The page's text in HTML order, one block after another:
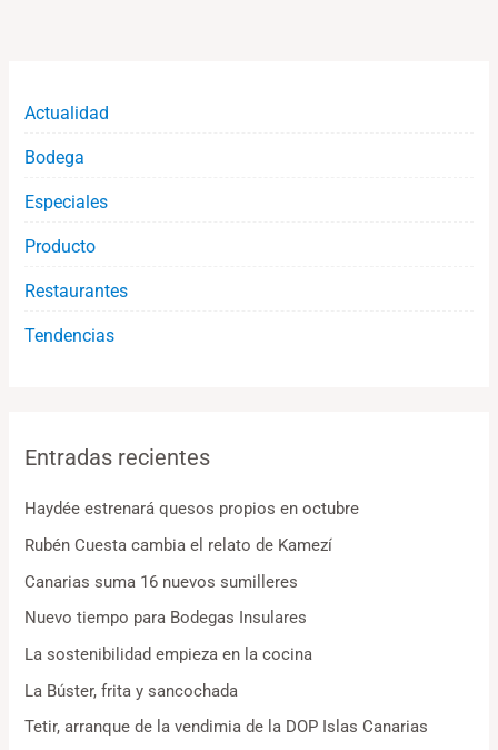
Actualidad
Bodega
Especiales
Producto
Restaurantes
Tendencias
Entradas recientes
Haydée estrenará quesos propios en octubre
Rubén Cuesta cambia el relato de Kamezí
Canarias suma 16 nuevos sumilleres
Nuevo tiempo para Bodegas Insulares
La sostenibilidad empieza en la cocina
La Búster, frita y sancochada
Tetir, arranque de la vendimia de la DOP Islas Canarias